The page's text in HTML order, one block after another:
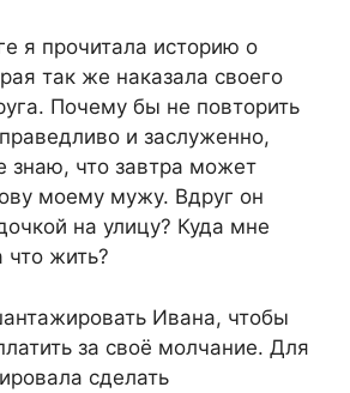
я прочитала историю о
так же наказала своего
Почему бы не повторить
и заслуженно,
знаю, что завтра может
моему мужу. Вдруг он
на улицу? Куда мне
что жить?
Ивана, чтобы
за своё молчание. Для
сделать